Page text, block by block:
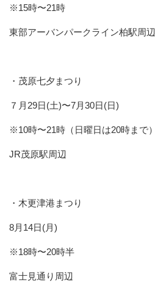
※15時〜21時
東部アーバンパークライン柏駅周辺
・茂原七夕まつり
７月29日(土)〜7月30日(日)
※10時〜21時（日曜日は20時まで）
JR茂原駅周辺
・木更津港まつり
8月14日(月)
※18時〜20時半
富士見通り周辺